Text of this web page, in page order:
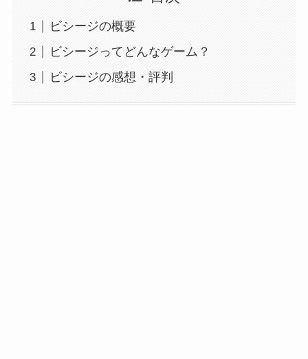
ビシージの概要
ビシージってどんなゲーム？
ビシージの感想・評判